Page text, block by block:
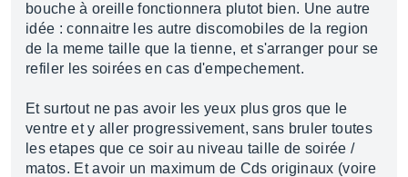
bouche à oreille fonctionnera plutot bien. Une autre
idée : connaitre les autre discomobiles de la region
de la meme taille que la tienne, et s'arranger pour se
refiler les soirées en cas d'empechement.
Et surtout ne pas avoir les yeux plus gros que le
ventre et y aller progressivement, sans bruler toutes
les etapes que ce soir au niveau taille de soirée /
matos. Et avoir un maximum de Cds originaux (voire